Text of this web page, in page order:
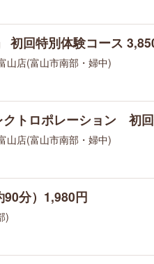
初回特別体験コース
店(富山市南部・婦中)
トロポレーション 初回
店(富山市南部・婦中)
分）1,980円
)